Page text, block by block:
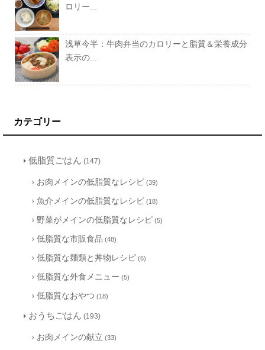
ロリー...
浅草今半：牛肉弁当のカロリーと脂質＆栄養成分
表示の...
カテゴリー
低脂質ごはん (147)
お肉メインの低脂質なレシピ (39)
魚介メインの低脂質なレシピ (18)
野菜がメインの低脂質なレシピ (5)
低脂質な市販食品 (48)
低脂質な麺類と丼物レシピ (6)
低脂質な外食メニュー (5)
低脂質なおやつ (18)
おうちごはん (193)
お肉メインの献立 (33)